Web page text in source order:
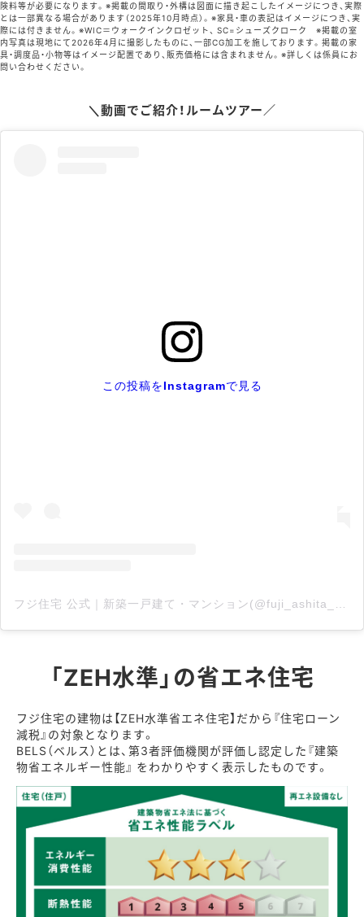
険料等が必要になります。※掲載の間取り・外構は図面に描き起こしたイメージにつき、実際
とは一部異なる場合があります（2025年10月時点）。※家具・車の表記はイメージにつき、実
際には付きません。※WIC＝ウォークインクロゼット、 SC=シューズクローク ※掲載の室
内写真は現地にて2026年4月に撮影したものに、一部CG加工を施しております。掲載の家
具・調度品・小物等はイメージ配置であり、販売価格には含まれません。※詳しくは係員にお
問い合わせください。
＼動画でご紹介！ルームツアー／
この投稿をInstagramで見る
フジ住宅 公式｜新築一戸建て・マンション(@fuji_ashita_no_katachi)がシェアした投稿
「ZEH水準」の省エネ住宅
フジ住宅の建物は【ZEH水準省エネ住宅】だから『住宅ローン
減税』の対象となります。
BELS（ベルス）とは、第3者評価機関が評価し認定した『建築
物省エネルギー性能』 をわかりやすく表示したものです。